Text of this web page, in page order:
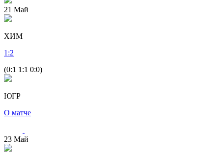
21 Май
ХИМ
1 :2
(0:1 1:1 0:0)
ЮГР
О матче
23 Май